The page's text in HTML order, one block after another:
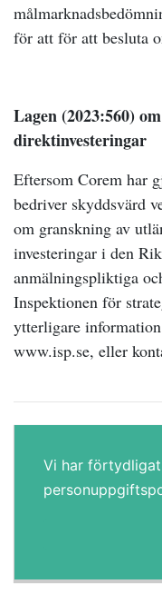
Vi har
för att för att besluta
Lagen (2023:560)
direktinvesteringar
Eftersom Corem har
bedriver skyddsvärd
om granskning av
investeringar i den
anmälningspliktiga
Inspektionen för
ytterligare
www.isp.se, eller
Post
Avnotering av
24 juni 2025